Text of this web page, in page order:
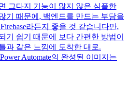
그다지 기능이 많지 않은 심플한
기 때문에, 백엔드를 만드는 부담을
라든지 좋을 것 같습니다만,
기 쉽기 때문에 보다 간편한 방법이
과 같은 느낌에 도착한 대로.
Automate의 완성된 이미지는